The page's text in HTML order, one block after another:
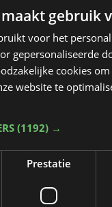
gebruik
voor het
gepersonaliseerde
cookies
website te
(1192) →
Prestatie